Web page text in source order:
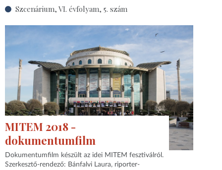
Szcenárium, VI. évfolyam, 5. szám
MITEM 2018 -
dokumentumfilm
Dokumentumfilm készült az idei MITEM fesztiválról.
Szerkesztő-rendező: Bánfalvi Laura, riporter-